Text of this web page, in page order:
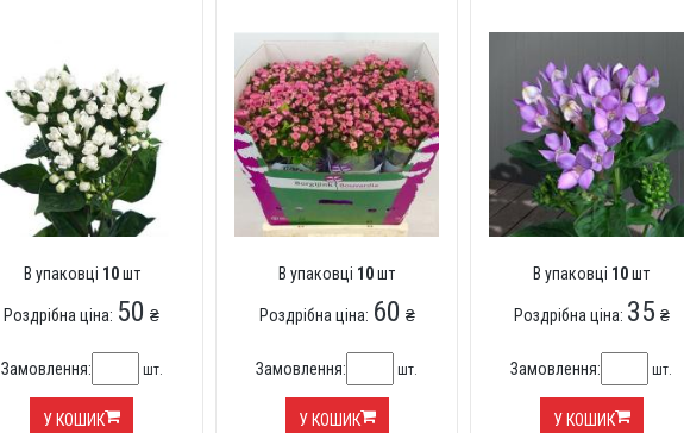
В упаковці 10шт
Роздрібна ціна: 50 ₴
Замовлення: шт.
У КОШИК
В упаковці 10шт
Роздрібна ціна: 60 ₴
Замовлення: шт.
У КОШИК
В упаковці 10шт
Роздрібна ціна: 35 ₴
Замовлення: шт.
У КОШИК